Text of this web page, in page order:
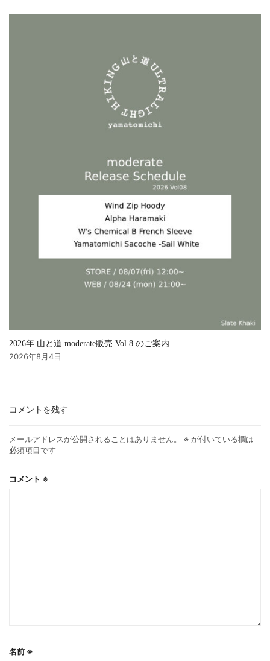
2026年 山と道 moderate販売 Vol.8 のご案内
2026年8月4日
コメントを残す
メールアドレスが公開されることはありません。 ※ が付いている欄は
必須項目です
コメント ※
名前 ※